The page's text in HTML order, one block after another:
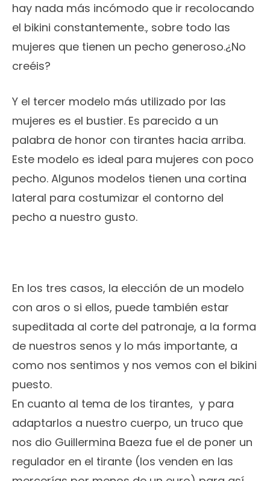
hay nada más incómodo que ir recolocando
el bikini constantemente., sobre todo las
mujeres que tienen un pecho generoso.¿No
creéis?
Y el tercer modelo más utilizado por las
mujeres es el bustier. Es parecido a un
palabra de honor con tirantes hacia arriba.
Este modelo es ideal para mujeres con poco
pecho. Algunos modelos tienen una cortina
lateral para costumizar el contorno del
pecho a nuestro gusto.
En los tres casos, la elección de un modelo
con aros o si ellos, puede también estar
supeditada al corte del patronaje, a la forma
de nuestros senos y lo más importante, a
como nos sentimos y nos vemos con el bikini
puesto.
En cuanto al tema de los tirantes, y para
adaptarlos a nuestro cuerpo, un truco que
nos dio Guillermina Baeza fue el de poner un
regulador en el tirante (los venden en las